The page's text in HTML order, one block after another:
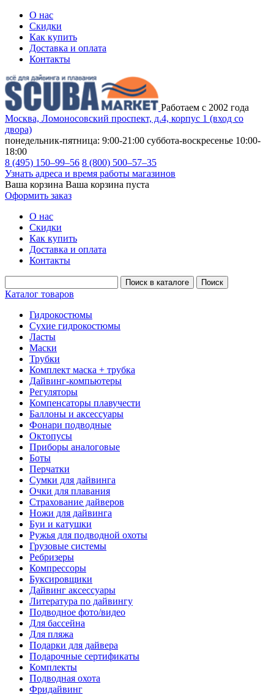
О нас
Скидки
Как купить
Доставка и оплата
Контакты
Работаем с 2002 года
Москва, Ломоносовский проспект, д.4, корпус 1 (вход со
двора)
понедельник-пятница: 9:00-21:00 суббота-воскресенье 10:00-
18:00
8 (495) 150–99–56 8 (800) 500–57–35
Узнать адреса и время работы магазинов
Ваша корзина Ваша корзина пуста
Оформить заказ
О нас
Скидки
Как купить
Доставка и оплата
Контакты
Каталог товаров
Гидрокостюмы
Сухие гидрокостюмы
Ласты
Маски
Трубки
Комплект маска + трубка
Дайвинг-компьютеры
Регуляторы
Компенсаторы плавучести
Баллоны и аксессуары
Фонари подводные
Октопусы
Приборы аналоговые
Боты
Перчатки
Сумки для дайвинга
Очки для плавания
Страхование дайверов
Ножи для дайвинга
Буи и катушки
Ружья для подводной охоты
Грузовые системы
Ребризеры
Компрессоры
Буксировщики
Дайвинг аксессуары
Литература по дайвингу
Подводное фото/видео
Для бассейна
Для пляжа
Подарки для дайвера
Подарочные сертификаты
Комплекты
Подводная охота
Фридайвинг